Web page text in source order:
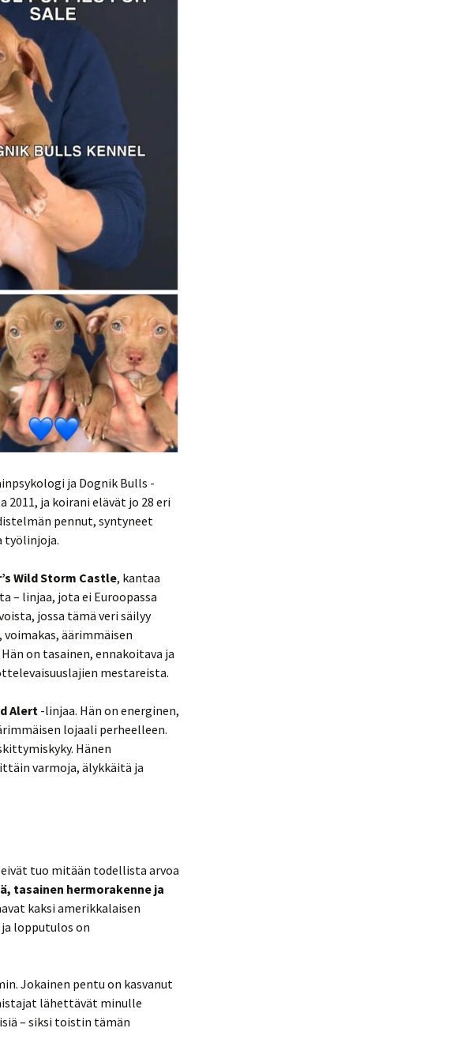
ja Dognik Bulls -
ja koirani elävät jo 28 eri
pennut, syntyneet
työlinjoja.
Wild Storm Castle, kantaa
– linjaa, jota ei Euroopassa
jossa tämä veri säilyy
äärimmäisen
on tasainen, ennakoitava ja
mestareista.
Alert -linjaa. Hän on energinen,
lojaali perheelleen.
Hänen
varmoja, älykkäitä ja
tuo mitään todellista arvoa
tasainen hermorakenne ja
kaksi amerikkalaisen
lopputulos on
Jokainen pentu on kasvanut
lähettävät minulle
– siksi toistin tämän